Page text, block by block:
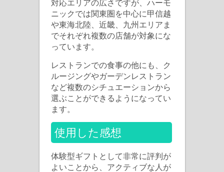
対応エリアの広さですが、ハーモ
ニックでは関東圏を中心に甲信越
や東海北陸、近畿、九州エリアま
でそれぞれ複数の店舗が対象にな
っています。
レストランでの食事の他にも、ク
ルージングやガーデンレストラン
など複数のシチュエーションから
選ぶことができるようになってい
ます。
使用した感想
体験型ギフトとして非常に評判が
よいことから、アクティブな人が